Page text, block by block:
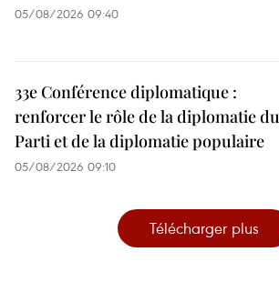
05/08/2026 09:40
33e Conférence diplomatique :
renforcer le rôle de la diplomatie du
Parti et de la diplomatie populaire
05/08/2026 09:10
Télécharger plus